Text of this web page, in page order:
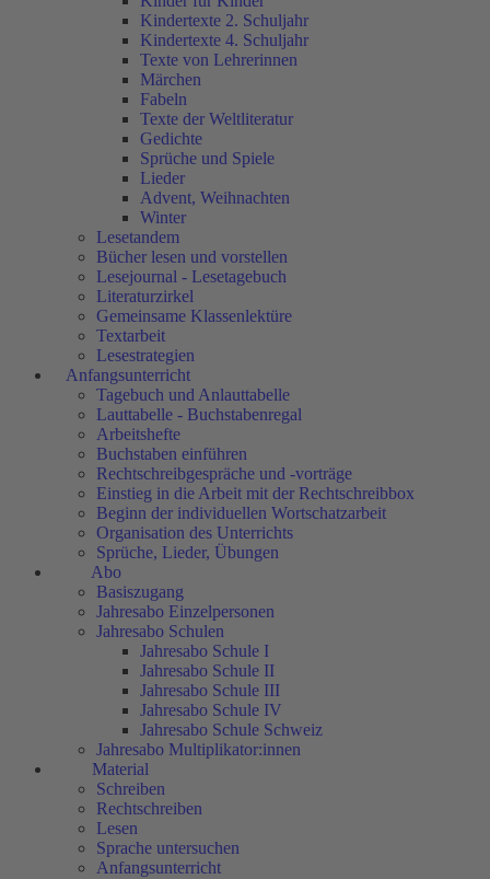
Kindertexte 2. Schuljahr
Kindertexte 4. Schuljahr
Texte von Lehrerinnen
Märchen
Fabeln
Texte der Weltliteratur
Gedichte
Sprüche und Spiele
Lieder
Advent, Weihnachten
Winter
Lesetandem
Bücher lesen und vorstellen
Lesejournal - Lesetagebuch
Literaturzirkel
Gemeinsame Klassenlektüre
Textarbeit
Lesestrategien
Anfangsunterricht
Tagebuch und Anlauttabelle
Lauttabelle - Buchstabenregal
Arbeitshefte
Buchstaben einführen
Rechtschreibgespräche und -vorträge
Einstieg in die Arbeit mit der Rechtschreibbox
Beginn der individuellen Wortschatzarbeit
Organisation des Unterrichts
Sprüche, Lieder, Übungen
Abo
Basiszugang
Jahresabo Einzelpersonen
Jahresabo Schulen
Jahresabo Schule I
Jahresabo Schule II
Jahresabo Schule III
Jahresabo Schule IV
Jahresabo Schule Schweiz
Jahresabo Multiplikator:innen
Material
Schreiben
Rechtschreiben
Lesen
Sprache untersuchen
Anfangsunterricht